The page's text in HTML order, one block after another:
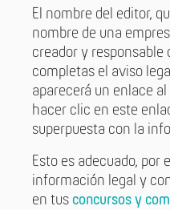
El nombre del editor,
nombre de una
creador y responsable
completas el aviso
aparecerá un enlace
hacer clic en este
superpuesta con la
Esto es adecuado, por
información legal y
en tus concursos y